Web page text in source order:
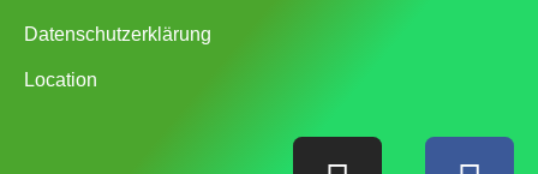
Datenschutzerklärung
Location